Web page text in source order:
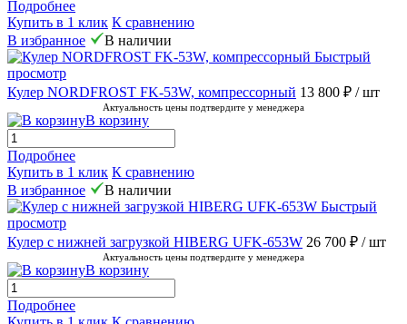
Подробнее
Купить в 1 клик К сравнению
В избранное
В наличии
Быстрый
просмотр
Кулер NORDFROST FK-53W, компрессорный 13 800 ₽ / шт
Актуальность цены подтвердите у менеджера
В корзину
Подробнее
Купить в 1 клик К сравнению
В избранное
В наличии
Быстрый
просмотр
Кулер с нижней загрузкой HIBERG UFK-653W 26 700 ₽ / шт
Актуальность цены подтвердите у менеджера
В корзину
Подробнее